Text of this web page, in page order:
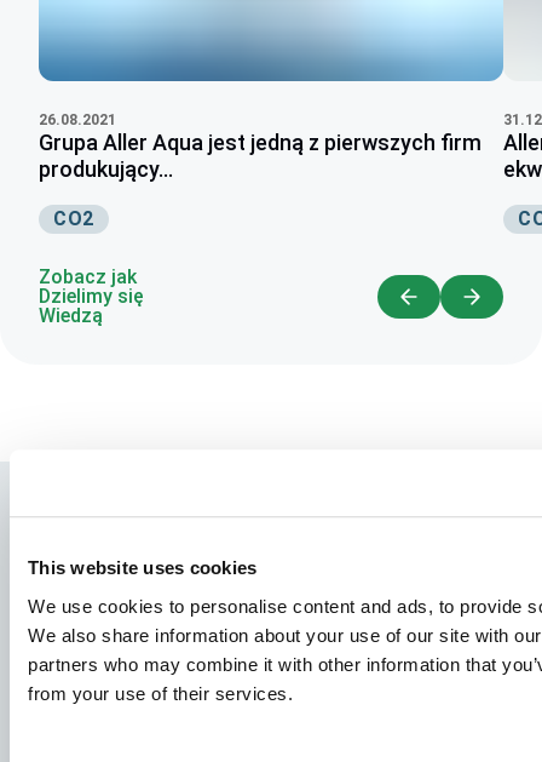
This website uses cookies
We use cookies to personalise content and ads, to provide
We also share information about your use of our site with
partners who may combine it with other information that
from your use of their services.
26.08.2021
Grupa Aller Aqua jest jedną z pierwszych firm
produkujący...
CO2
Zobacz jak
Dzielimy się
Wiedzą